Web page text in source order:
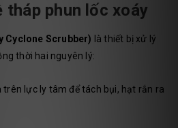
tháp phun lốc xoáy
Cyclone Scrubber) là thiết bị xử lý
thời hai nguyên lý:
trên lực ly tâm để tách bụi, hạt rắn ra